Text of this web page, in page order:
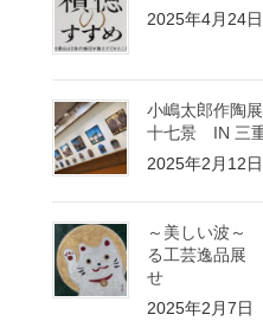
2025年4月24日
小嶋太郎作陶
十七景 IN 三
2025年2月12日
～美しい波～
る工芸逸品展
せ
2025年2月7日